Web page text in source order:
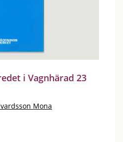
i Vagnhärad 23
Mona